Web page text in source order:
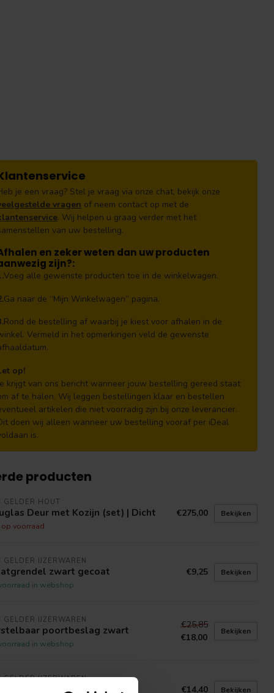
je een vraag? Stel je vraag via onze chat, bekijk onze
vragen of neem contact op met de
. Wij helpen u graag verder met het
van uw bestelling.
en zeker weten dan uw producten
zijn?:
Voeg alle gewenste producten toe in de winkelwagen.
Ga naar de “Mijn Winkelwagen” pagina.
Rond de bestelling af waarbij je kiest voor afhalen in de
Vermeld in het opmerkingen veld de gewenste
op!
krijgt van ons bericht wanneer jouw bestelling gereed staat
af te halen. Wij leggen bestellingen klaar en bestellen
artikelen die niet voorradig zijn bij onze leverancier.
doen wij alleen wanneer uw bestelling vooraf per iDeal
is.
producten
GELDER HOUT
Deur met Kozijn (set) | Dicht
op voorraad
€275,00 Bekijken
GELDER IJZERWAREN
zwart gecoat
in webshop
€9,25 Bekijken
GELDER IJZERWAREN
poortbeslag zwart
in webshop
€25,85
€18,00
Bekijken
GELDER IJZERWAREN
diverse kleuren €14,40 Bekijken